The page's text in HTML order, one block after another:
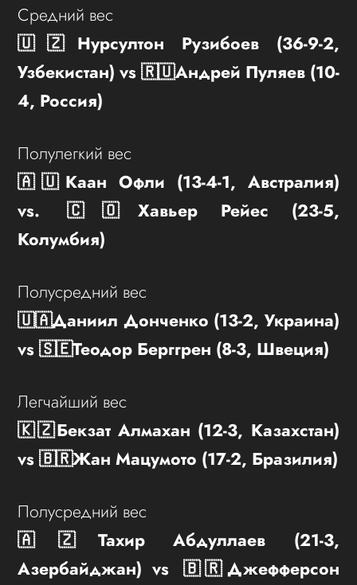
Средний вес
🇺🇿Нурсултон Рузибоев (36-9-2,
Узбекистан) vs 🇷🇺Андрей Пуляев (10-
4, Россия)
Полулегкий вес
🇦🇺Каан Офли (13-4-1, Австралия)
vs. 🇨🇴Хавьер Рейес (23-5,
Колумбия)
Полусредний вес
🇺🇦Даниил Донченко (13-2, Украина)
vs 🇸🇪Теодор Берггрен (8-3, Швеция)
Легчайший вес
🇰🇿Бекзат Алмахан (12-3, Казахстан)
vs 🇧🇷Жан Мацумото (17-2, Бразилия)
Полусредний вес
🇦🇿Тахир Абдуллаев (21-3,
Азербайджан) vs 🇧🇷Джефферсон